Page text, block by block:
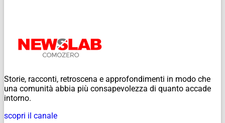
Storie, racconti, retroscena e approfondimenti in modo che
una comunità abbia più consapevolezza di quanto accade
intorno.
scopri il canale